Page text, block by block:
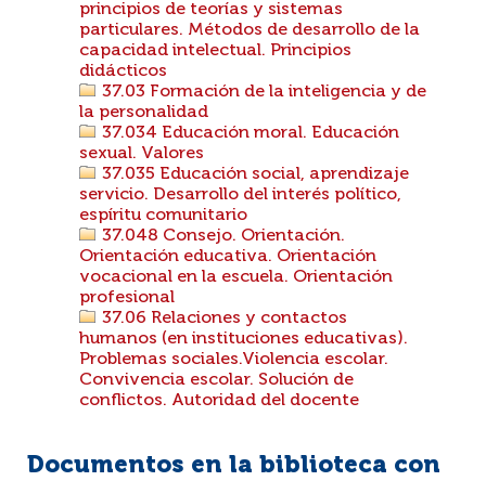
principios de teorías y sistemas
particulares. Métodos de desarrollo de la
capacidad intelectual. Principios
didácticos
37.03 Formación de la inteligencia y de
la personalidad
37.034 Educación moral. Educación
sexual. Valores
37.035 Educación social, aprendizaje
servicio. Desarrollo del interés político,
espíritu comunitario
37.048 Consejo. Orientación.
Orientación educativa. Orientación
vocacional en la escuela. Orientación
profesional
37.06 Relaciones y contactos
humanos (en instituciones educativas).
Problemas sociales.Violencia escolar.
Convivencia escolar. Solución de
conflictos. Autoridad del docente
Documentos en la biblioteca con